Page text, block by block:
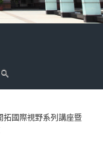
拓國際視野系列講座暨